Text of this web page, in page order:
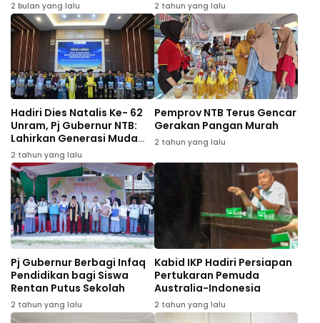
2 bulan yang lalu 2 tahun yang lalu
Hadiri Dies Natalis Ke- 62
Unram, Pj Gubernur NTB:
Lahirkan Generasi Muda
dengan daya saing
2 tahun yang lalu
Pemprov NTB Terus Gencar
Gerakan Pangan Murah
2 tahun yang lalu
Pj Gubernur Berbagi Infaq
Pendidikan bagi Siswa
Rentan Putus Sekolah
2 tahun yang lalu
Kabid IKP Hadiri Persiapan
Pertukaran Pemuda
Australia-Indonesia
2 tahun yang lalu